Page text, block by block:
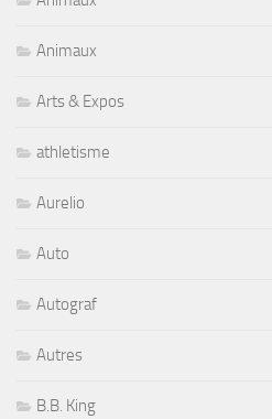
Animaux
Arts & Expos
athletisme
Aurelio
Auto
Autograf
Autres
B.B. King